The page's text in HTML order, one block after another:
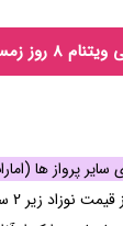
و هوشی مین (سایگون)
ما در تماس باشید.